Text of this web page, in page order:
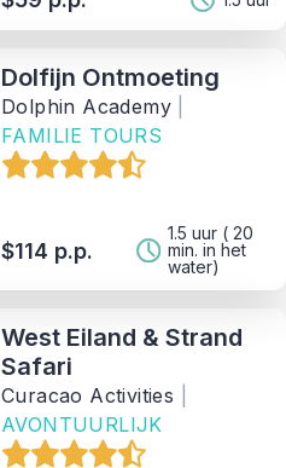
Dolfijn Ontmoeting
Dolphin Academy
FAMILIE TOURS
$114 p.p.
1.5 uur ( 20
min. in het
water)
West Eiland & Strand
Safari
Curacao Activities
AVONTUURLIJK